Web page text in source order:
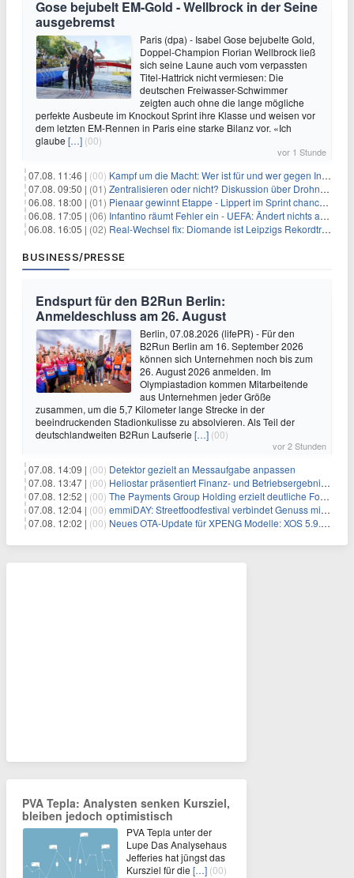
Gose bejubelt EM-Gold - Wellbrock in der Seine
ausgebremst
Paris (dpa) - Isabel Gose bejubelte Gold,
Doppel-Champion Florian Wellbrock ließ
sich seine Laune auch vom verpassten
Titel-Hattrick nicht vermiesen: Die
deutschen Freiwasser-Schwimmer
zeigten auch ohne die lange mögliche
perfekte Ausbeute im Knockout Sprint ihre Klasse und weisen vor
dem letzten EM-Rennen in Paris eine starke Bilanz vor. «Ich
glaube […] (00)
vor 1 Stunde
07.08. 11:46 | (00) Kampf um die Macht: Wer ist für und wer gegen Infantino?
07.08. 09:50 | (01) Zentralisieren oder nicht? Diskussion über Drohnenabwehr
06.08. 18:00 | (01) Pienaar gewinnt Etappe - Lippert im Sprint chancenlos
06.08. 17:05 | (06) Infantino räumt Fehler ein - UEFA: Ändert nichts an Boykott
06.08. 16:05 | (02) Real-Wechsel fix: Diomande ist Leipzigs Rekordtransfer
BUSINESS/PRESSE
Endspurt für den B2Run Berlin:
Anmeldeschluss am 26. August
Berlin, 07.08.2026 (lifePR) - Für den
B2Run Berlin am 16. September 2026
können sich Unternehmen noch bis zum
26. August 2026 anmelden. Im
Olympiastadion kommen Mitarbeitende
aus Unternehmen jeder Größe
zusammen, um die 5,7 Kilometer lange Strecke in der
beeindruckenden Stadionkulisse zu absolvieren. Als Teil der
deutschlandweiten B2Run Laufserie […] (00)
vor 2 Stunden
07.08. 14:09 | (00) Detektor gezielt an Messaufgabe anpassen
07.08. 13:47 | (00) Heliostar präsentiert Finanz- und Betriebsergebnis für das zweite Quartal 2026 mit Goldproduktion und Barreserven in Rekordhöhe
07.08. 12:52 | (00) The Payments Group Holding erzielt deutliche Fortschritte bei ihren AI-Projekten
07.08. 12:04 | (00) emmiDAY: Streetfoodfestival verbindet Genuss mit Engagement gegen Brustkrebs
07.08. 12:02 | (00) Neues OTA-Update für XPENG Modelle: XOS 5.9.5 erweitert Sicherheits-, Lade- und Komfortfunktionen
PVA Tepla: Analysten senken Kursziel,
bleiben jedoch optimistisch
PVA Tepla unter der
Lupe Das Analysehaus
Jefferies hat jüngst das
Kursziel für die […] (00)